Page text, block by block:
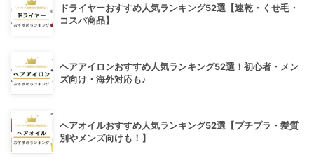
ドライヤーおすすめ人気ランキング52選【速乾・くせ毛・
コスパ商品】
ヘアアイロンおすすめ人気ランキング52選！初心者・メン
ズ向け・海外対応も♪
ヘアオイルおすすめ人気ランキング52選【プチプラ・髪質
別やメンズ向けも！】